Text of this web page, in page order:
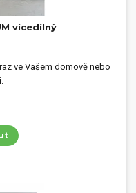
vícedílný
ve Vašem domově nebo